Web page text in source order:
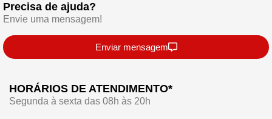
Precisa de ajuda?
Envie uma mensagem!
Enviar mensagem
HORÁRIOS DE ATENDIMENTO*
Segunda à sexta das 08h às 20h